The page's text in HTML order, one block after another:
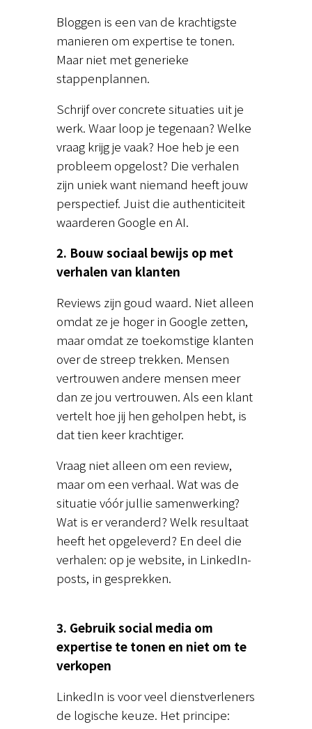
Bloggen is een van de krachtigste
manieren om expertise te tonen.
Maar niet met generieke
stappenplannen.
Schrijf over concrete situaties uit je
werk. Waar loop je tegenaan? Welke
vraag krijg je vaak? Hoe heb je een
probleem opgelost? Die verhalen
zijn uniek want niemand heeft jouw
perspectief. Juist die authenticiteit
waarderen Google en AI.
2. Bouw sociaal bewijs op met
verhalen van klanten
Reviews zijn goud waard. Niet alleen
omdat ze je hoger in Google zetten,
maar omdat ze toekomstige klanten
over de streep trekken. Mensen
vertrouwen andere mensen meer
dan ze jou vertrouwen. Als een klant
vertelt hoe jij hen geholpen hebt, is
dat tien keer krachtiger.
Vraag niet alleen om een review,
maar om een verhaal. Wat was de
situatie vóór jullie samenwerking?
Wat is er veranderd? Welk resultaat
heeft het opgeleverd? En deel die
verhalen: op je website, in LinkedIn-
posts, in gesprekken.
3. Gebruik social media om
expertise te tonen en niet om te
verkopen
LinkedIn is voor veel dienstverleners
de logische keuze. Het principe: